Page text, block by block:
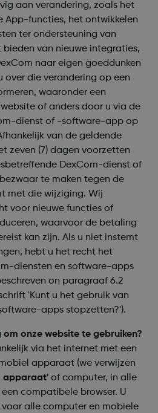
aan verandering, zoals het
App-functies, het ontwikkelen
ter ondersteuning van
bieden van nieuwe integraties,
naar eigen goeddunken
over die verandering op een
waaronder een
of anders door u via de
dienst of -software-app op
van de geldende
zeven (7) dagen voorzetten
DexCom-dienst of
te maken tegen de
met die wijziging. Wij
voor nieuwe functies of
waarvoor de betaling
kan zijn. Als u niet instemt
hebt u het recht het
diensten en software-apps
on paragraaf 6.2
'Kunt u het gebruik van
apps stopzetten?').
onze website te gebruiken?
via het internet met een
apparaat (we verwijzen
apparaat'of computer, in alle
compatibele browser. U
alle computer en mobiele